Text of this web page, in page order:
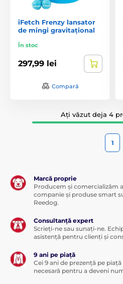
iFetch Frenzy lansator
de mingi gravitațional
În stoc
297,99 lei
Compară
Ați văzut deja 4
1
Marcă proprie
Producem și comercializăm
companie și produse smart
Reedog.
Consultanță expert
Scrieți-ne sau sunați-ne.
asistență pentru clienți și
9 ani pe piață
Cei 9 ani de prezență pe
necesară pentru a deveni